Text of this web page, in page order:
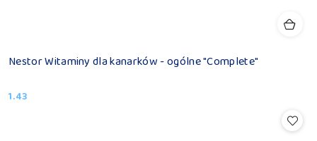
Nestor Witaminy dla kanarków - ogólne "Complete"
Cena:
1.43